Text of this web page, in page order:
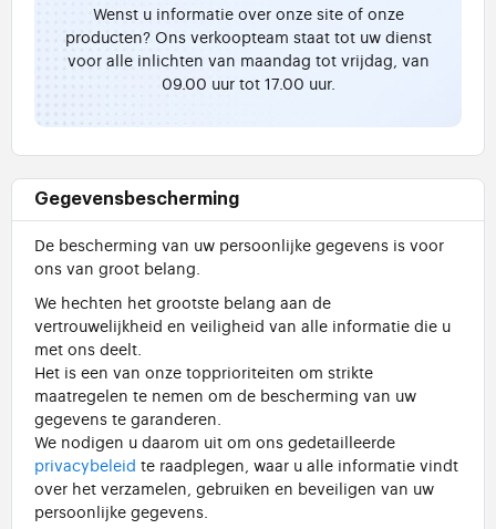
Wenst u informatie over onze site of onze
producten? Ons verkoopteam staat tot uw dienst
voor alle inlichten van maandag tot vrijdag, van
09.00 uur tot 17.00 uur.
Gegevensbescherming
De bescherming van uw persoonlijke gegevens is voor
ons van groot belang.
We hechten het grootste belang aan de
vertrouwelijkheid en veiligheid van alle informatie die u
met ons deelt.
Het is een van onze topprioriteiten om strikte
maatregelen te nemen om de bescherming van uw
gegevens te garanderen.
We nodigen u daarom uit om ons gedetailleerde
privacybeleid te raadplegen, waar u alle informatie vindt
over het verzamelen, gebruiken en beveiligen van uw
persoonlijke gegevens.